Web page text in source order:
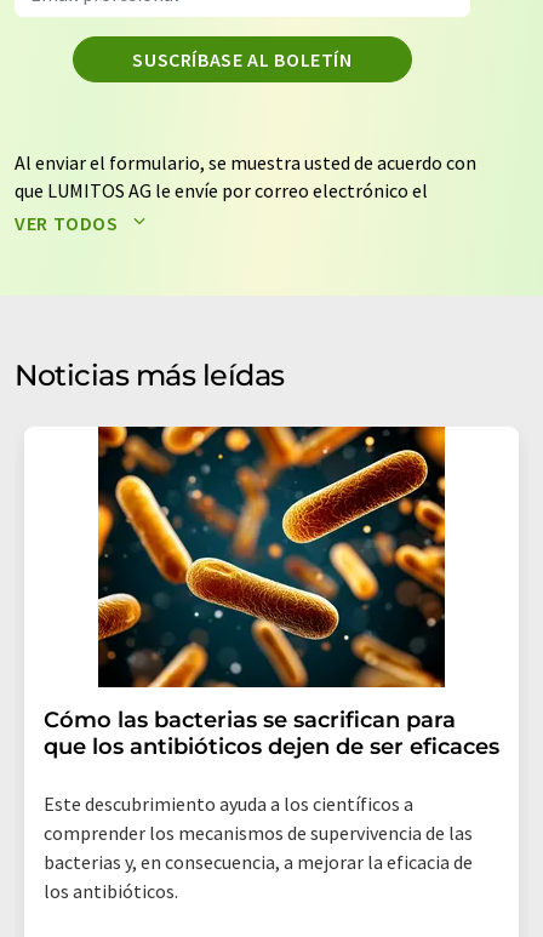
SUSCRÍBASE AL BOLETÍN
Al enviar el formulario, se muestra usted de acuerdo con
que LUMITOS AG le envíe por correo electrónico el
boletín o boletines seleccionados anteriormente. Sus
de nuestrapolítica de protección de datos. LUMITOS
electrónico a efectos publicitarios o de investigación de
mercado y opinión. Puede revocar en todo momento su
de indicar los motivos informando por correo postal a
LUMITOS AG, Ernst-Augustin-Str. 2, 12489 Berlín
(Alemania) o por correo electrónico a
revoke@lumitos.com . Además, en cada correo
electrónico se incluye un enlace para anular la
suscripción al boletín informativo correspondiente.
VER TODOS
Noticias más leídas
Cómo las bacterias se sacrifican para
que los antibióticos dejen de ser eficaces
Este descubrimiento ayuda a los científicos a
comprender los mecanismos de supervivencia de las
bacterias y, en consecuencia, a mejorar la eficacia de
los antibióticos.